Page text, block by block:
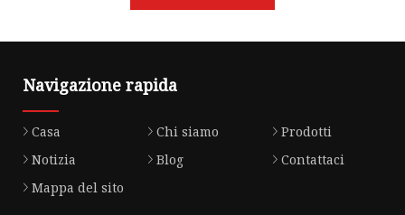
Navigazione rapida
Casa Chi siamo
Prodotti
Notizia
Blog
Contattaci
Mappa del sito